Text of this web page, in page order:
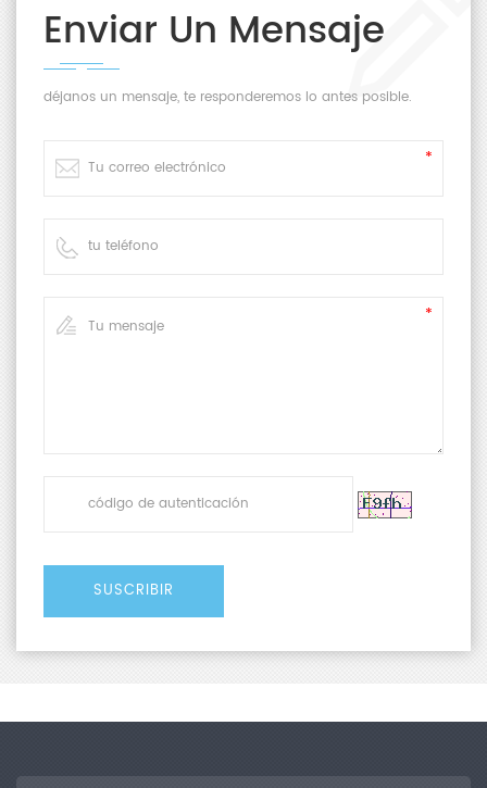
Enviar Un Mensaje
déjanos un mensaje, te responderemos lo antes posible.